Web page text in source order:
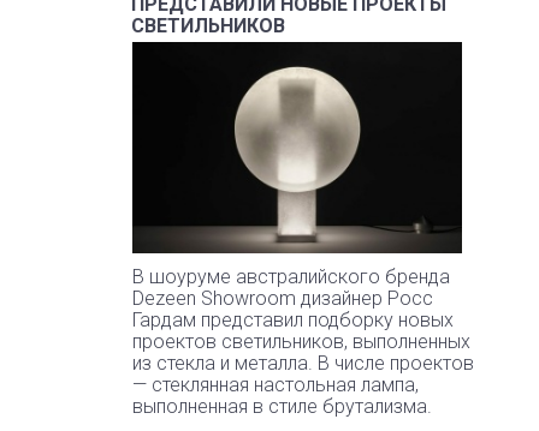
СВЕТИЛЬНИКОВ
В шоуруме австралийского бренда
Dezeen Showroom дизайнер Росс
Гардам представил подборку новых
проектов светильников, выполненных
из стекла и металла. В числе проектов
— стеклянная настольная лампа,
выполненная в стиле брутализма.